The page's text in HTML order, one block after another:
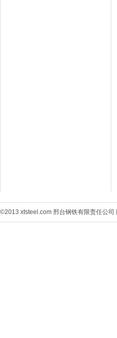
©2013 xtsteel.com 邢台钢铁有限责任公司